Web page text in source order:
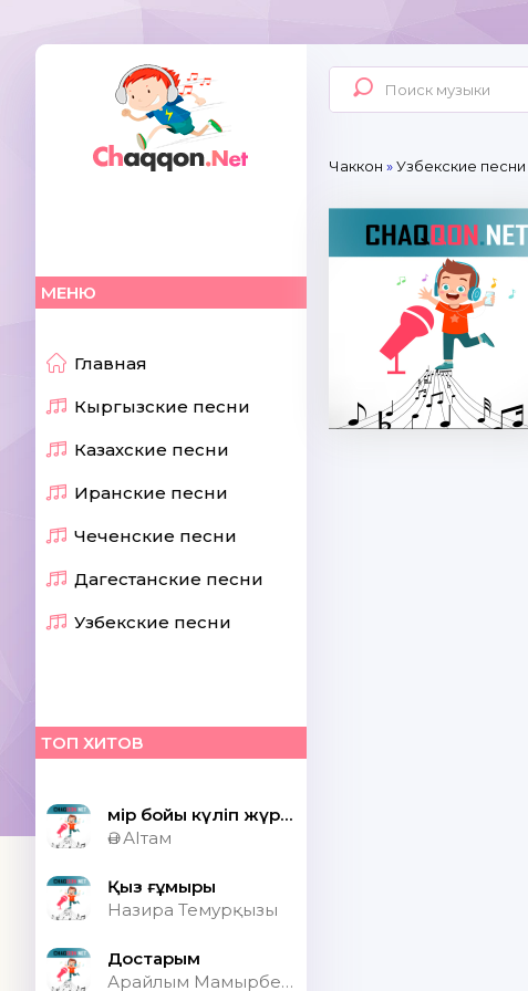
МЕНЮ
Главная
Кыргызские песни
Казахские песни
Иранские песни
Чеченские песни
Дагестанские песни
Узбекские песни
ТОП ХИТОВ
Өмір бойы күліп жүрсек шіркін ай
Ән АІтам
Қыз ғұмыры
Назира Темурқызы
Достарым
Арайлым Мамырбекқызы
Чаккон »Узбекские песни